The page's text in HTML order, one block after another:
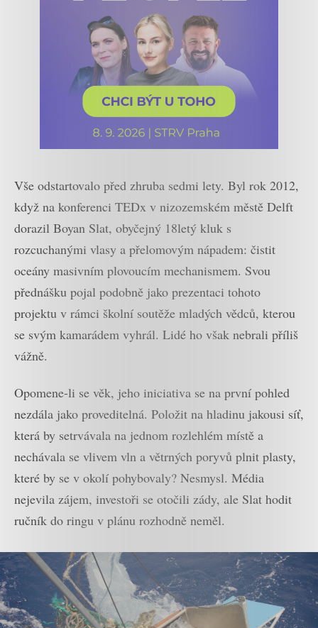
Vše odstartovalo před zhruba sedmi lety. Byl rok 2012,
když na konferenci TEDx v nizozemském městě Delft
dorazil Boyan Slat, obyčejný 18letý kluk s
rozcuchanými vlasy a přelomovým nápadem: čistit
oceány masivním plovoucím mechanismem. Svou
přednášku pojal podobně jako prezentaci tohoto
projektu v rámci školní soutěže mladých vědců, kterou
se svým kamarádem vyhrál. Lidé ho však nebrali příliš
vážně.
Opomene-li se věk, jeho iniciativa se na první pohled
nezdála jako proveditelná. Položit na hladinu jakousi síť,
která by setrvávala na jednom rozlehlém místě a
nechávala se vlivem vln a větrných poryvů plnit plasty,
které by se v okolí pohybovaly? Nesmysl. Média
nejevila zájem, investoři se otočili zády, ale Slat hodit
ručník do ringu v plánu rozhodně neměl.